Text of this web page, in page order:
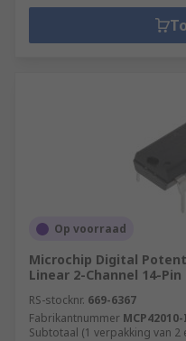
Op voorraad
Microchip Digital
Linear 2-Channel 14-Pin
RS-stocknr. 669-6367
Fabrikantnummer
Subtotaal (1 verpakking van 2